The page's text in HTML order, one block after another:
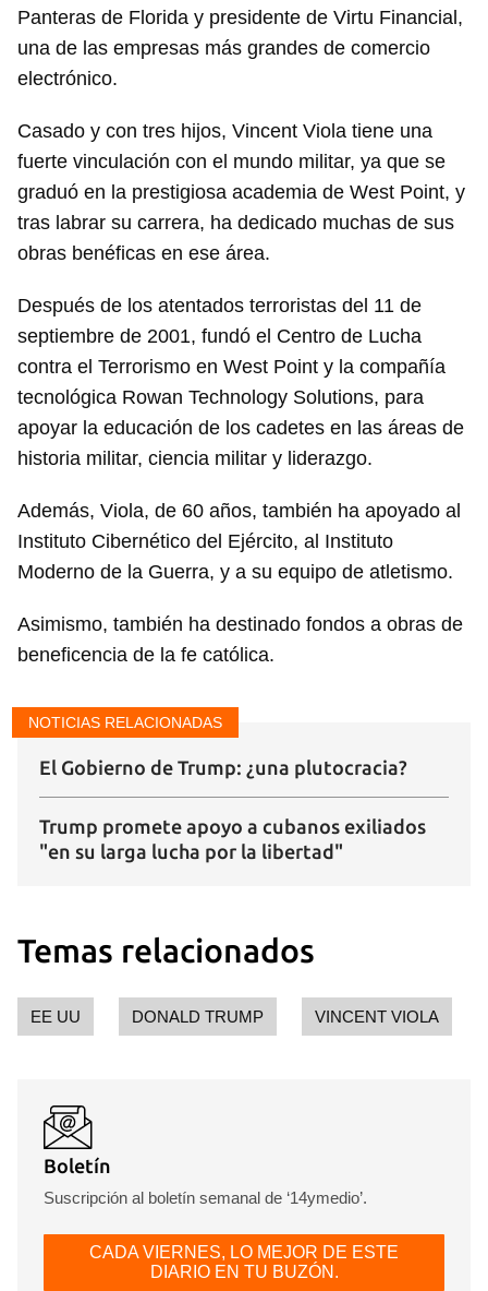
Panteras de Florida y presidente de Virtu Financial,
una de las empresas más grandes de comercio
electrónico.
Casado y con tres hijos, Vincent Viola tiene una
fuerte vinculación con el mundo militar, ya que se
graduó en la prestigiosa academia de West Point, y
tras labrar su carrera, ha dedicado muchas de sus
obras benéficas en ese área.
Después de los atentados terroristas del 11 de
septiembre de 2001, fundó el Centro de Lucha
contra el Terrorismo en West Point y la compañía
tecnológica Rowan Technology Solutions, para
apoyar la educación de los cadetes en las áreas de
historia militar, ciencia militar y liderazgo.
Además, Viola, de 60 años, también ha apoyado al
Instituto Cibernético del Ejército, al Instituto
Moderno de la Guerra, y a su equipo de atletismo.
Asimismo, también ha destinado fondos a obras de
beneficencia de la fe católica.
NOTICIAS RELACIONADAS
El Gobierno de Trump: ¿una plutocracia?
Trump promete apoyo a cubanos exiliados
"en su larga lucha por la libertad"
Temas relacionados
EE UU DONALD TRUMP VINCENT VIOLA
Boletín
Suscripción al boletín semanal de ‘14ymedio’.
CADA VIERNES, LO MEJOR DE ESTE
DIARIO EN TU BUZÓN.